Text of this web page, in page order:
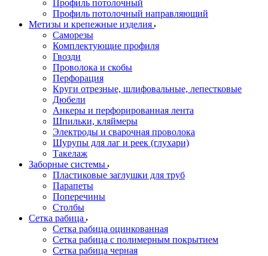
Профиль потолочный
Профиль потолочный направляющий
Метизы и крепежные изделия
Саморезы
Комплектующие профиля
Гвозди
Проволока и скобы
Перфорация
Круги отрезные, шлифовальные, лепестковые
Дюбели
Анкеры и перфорированная лента
Шпильки, кляймеры
Электроды и сварочная проволока
Шурупы для лаг и реек (глухари)
Такелаж
Заборные системы
Пластиковые заглушки для труб
Парапеты
Поперечины
Столбы
Сетка рабица
Сетка рабица оцинкованная
Сетка рабица с полимерным покрытием
Сетка рабица черная